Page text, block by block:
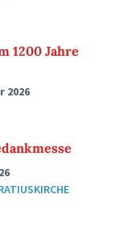
1200 Jahre
2026